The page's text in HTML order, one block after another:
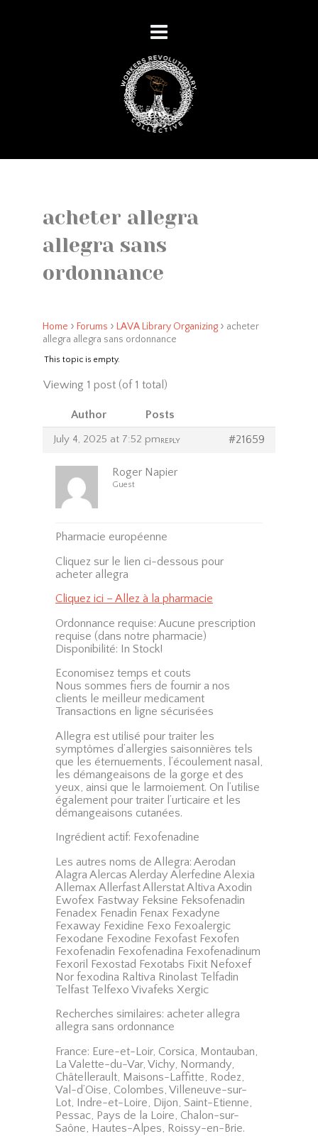
acheter allegra
allegra sans
ordonnance
Home › Forums › LAVA Library Organizing › acheter
allegra allegra sans ordonnance
This topic is empty.
Viewing 1 post (of 1 total)
Author Posts
July 4, 2025 at 7:52 pm #21659
REPLY
Roger Napier
Guest
Pharmacie européenne
Cliquez sur le lien ci-dessous pour
acheter allegra
Cliquez ici – Allez à la pharmacie
Ordonnance requise: Aucune prescription
requise (dans notre pharmacie)
Disponibilité: In Stock!
Economisez temps et couts
Nous sommes fiers de fournir a nos
clients le meilleur medicament
Transactions en ligne sécurisées
Allegra est utilisé pour traiter les
symptômes d’allergies saisonnières tels
que les éternuements, l’écoulement nasal,
les démangeaisons de la gorge et des
yeux, ainsi que le larmoiement. On l’utilise
également pour traiter l’urticaire et les
démangeaisons cutanées.
Ingrédient actif: Fexofenadine
Les autres noms de Allegra: Aerodan
Alagra Alercas Alerday Alerfedine Alexia
Allemax Allerfast Allerstat Altiva Axodin
Ewofex Fastway Feksine Feksofenadin
Fenadex Fenadin Fenax Fexadyne
Fexaway Fexidine Fexo Fexoalergic
Fexodane Fexodine Fexofast Fexofen
Fexofenadin Fexofenadina Fexofenadinum
Fexoril Fexostad Fexotabs Fixit Nefoxef
Nor fexodina Raltiva Rinolast Telfadin
Telfast Telfexo Vivafeks Xergic
Recherches similaires: acheter allegra
allegra sans ordonnance
France: Eure-et-Loir, Corsica, Montauban,
La Valette-du-Var, Vichy, Normandy,
Châtellerault, Maisons-Laffitte, Rodez,
Val-d’Oise, Colombes, Villeneuve-sur-
Lot, Indre-et-Loire, Dijon, Saint-Etienne,
Pessac, Pays de la Loire, Chalon-sur-
Saône, Hautes-Alpes, Roissy-en-Brie.